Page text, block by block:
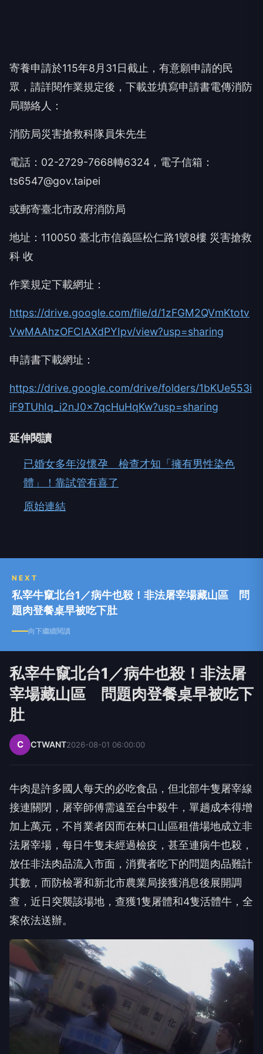
寄養申請於115年8月31日截止，有意願申請的民
眾，請詳閱作業規定後，下載並填寫申請書電傳消防
局聯絡人：
消防局災害搶救科隊員朱先生
電話：02-2729-7668轉6324，電子信箱：
ts6547@gov.taipei
或郵寄臺北市政府消防局
地址：110050 臺北市信義區松仁路1號8樓 災害搶救
科 收
作業規定下載網址：
https://drive.google.com/file/d/1zFGM2QVmKtotv
VwMAAhzOFCIAXdPYIpv/view?usp=sharing
申請書下載網址：
https://drive.google.com/drive/folders/1bKUe553i
iF9TUhIq_i2nJ0x7qcHuHqKw?usp=sharing
延伸閱讀
已婚女多年沒懷孕 檢查才知「擁有男性染色
體」！靠試管有喜了
原始連結
NEXT
私宰牛竄北台1／病牛也殺！非法屠宰場藏山區 問
題肉登餐桌早被吃下肚
向下繼續閱讀
私宰牛竄北台1／病牛也殺！非法屠
宰場藏山區 問題肉登餐桌早被吃下
肚
C CTWANT2026-08-01 06:00:00
牛肉是許多國人每天的必吃食品，但北部牛隻屠宰線
接連關閉，屠宰師傅需遠至台中殺牛，單趟成本得增
加上萬元，不肖業者因而在林口山區租借場地成立非
法屠宰場，每日牛隻未經過檢疫，甚至連病牛也殺，
放任非法肉品流入市面，消費者吃下的問題肉品難計
其數，而防檢署和新北市農業局接獲消息後展開調
查，近日突襲該場地，查獲1隻屠體和4隻活體牛，全
案依法送辦。